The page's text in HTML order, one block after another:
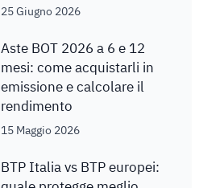
25 Giugno 2026
Aste BOT 2026 a 6 e 12
mesi: come acquistarli in
emissione e calcolare il
rendimento
15 Maggio 2026
BTP Italia vs BTP europei: